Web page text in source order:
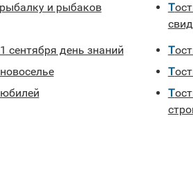
рыбалку и рыбаков
Тосты за свидетеля и поздравления
сентября день знаний
юбилей
Тосты про строителей ко дню